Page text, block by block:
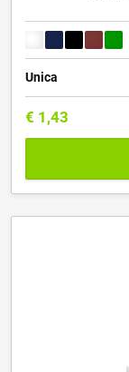
Unica
€ 1,43